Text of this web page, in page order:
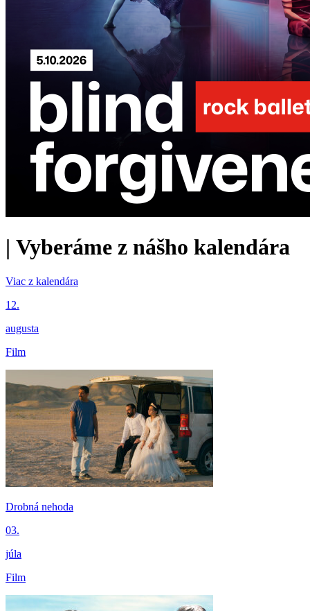
| Vyberáme z nášho kalendára
Viac z kalendára
12.
augusta
Film
Drobná nehoda
03.
júla
Film